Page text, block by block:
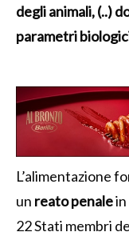
degli animali, (..)
parametri
L’alimentazione
un reato penalein
22 Stati membri